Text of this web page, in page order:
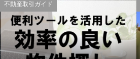
不動産取引ガイド